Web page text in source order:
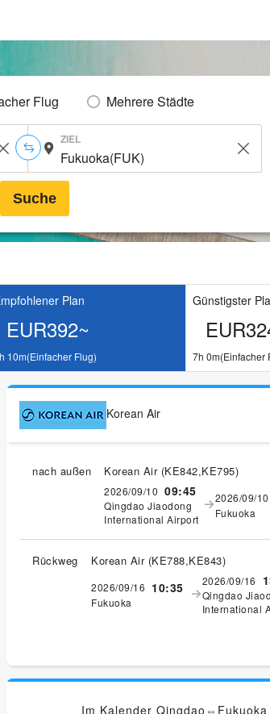
Flug Mehrere Städte
ZIEL
Suche
Plan
EUR392~
10m(Einfacher Flug)
Günstigster
7h 0m(Einfacher
Korean Air
nach außen Korean Air (KE842,KE795)
2026/09/10 09:45
Qingdao Jiaodong
International Airport
2026/09/10
Fukuoka
Rückweg Korean Air (KE788,KE843)
2026/09/16 10:35
Fukuoka
2026/09/16
Qingdao
International
Im Kalender